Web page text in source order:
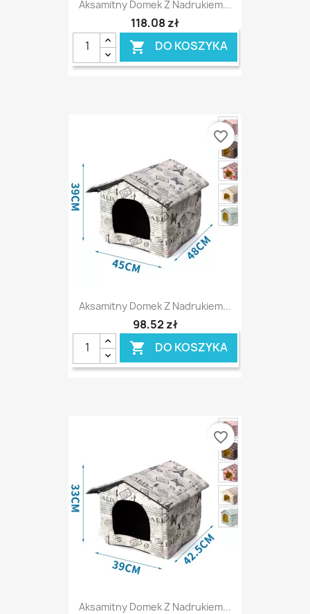
Aksamitny Domek Z Nadrukiem...
118,08 zł
 DO KOSZYKA
Aksamitny Domek Z Nadrukiem...
98,52 zł
 DO KOSZYKA
favorite_border
Aksamitny Domek Z Nadrukiem...
favorite_border